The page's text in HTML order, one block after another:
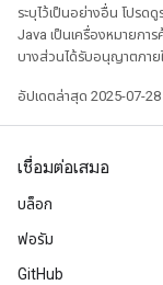
ระบุไว้เป็นอย่างอื่น โปรดดู
Java เป็นเครื่องหมายกา
บางส่วนได้รับอนุญาตภาย
อัปเดตล่าสุด 2025-07-28
เชื่อมต่อเสมอ
บล็อก
ฟอรัม
GitHub